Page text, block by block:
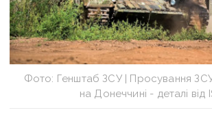
Фото: Генштаб ЗСУ | Просування
на Донеччині - деталі від